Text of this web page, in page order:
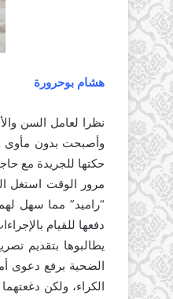
هشام بوحرورة
نظرا لعامل السن
وأصبحت بدون مأوى
حكتها للجريدة مع
مرور الوقت استغل
“راميد” مما سهل
دفعها للقيام
يطالبوها بتقديم
الكراء، ولكن